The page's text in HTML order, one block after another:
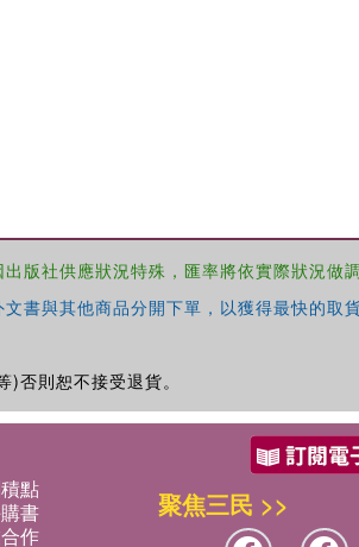
版社供應狀況特殊，匯率將依實際狀況做調
與其他商品分開下單，以獲得最快的取
否則恕不接受退貨。
點
書
作
聚焦三民 >>